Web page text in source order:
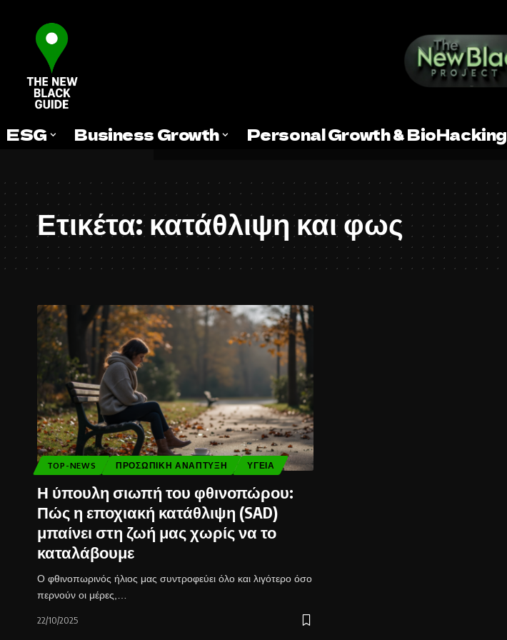
ESG Business Growth Personal Growth & BioHacking
Ετικέτα:κατάθλιψη και φως
TOP-NEWS ΠΡΟΣΩΠΙΚΉ ΑΝΆΠΤΥΞΗ ΥΓΕΊΑ
Η ύπουλη σιωπή του φθινοπώρου:
Πώς η εποχιακή κατάθλιψη (SAD)
μπαίνει στη ζωή μας χωρίς να το
καταλάβουμε
Ο φθινοπωρινός ήλιος μας συντροφεύει όλο και λιγότερο όσο
περνούν οι μέρες,…
22/10/2025